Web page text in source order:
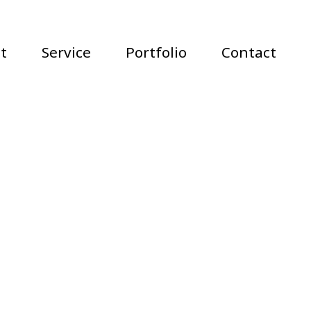
Service Portfolio Contact